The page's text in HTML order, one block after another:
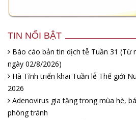
TIN NỔI BẬT
Báo cáo bản tin dịch tễ Tuần 31 (Từ
ngày 02/8/2026)
Hà Tĩnh triển khai Tuần lễ Thế giới
2026
Adenovirus gia tăng trong mùa hè,
phòng tránh